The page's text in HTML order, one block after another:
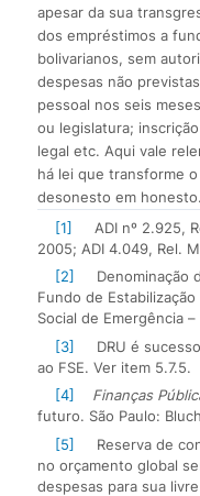
apesar da sua
dos empréstimos a
bolivarianos, sem
despesas não
pessoal nos seis
ou legislatura;
legal etc. Aqui vale
há lei que transforme
desonesto em
[1]
ADI nº 2.925,
2005; ADI 4.049, Rel.
[2]
Denominação
Fundo de
Social de Emergência –
[3]
DRU é
ao FSE. Ver item 5.7.5.
[4]
Finanças
futuro. São Paulo:
[5]
Reserva de
no orçamento global
despesas para sua